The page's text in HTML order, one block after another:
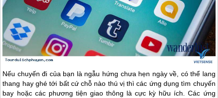
Nếu chuyến đi của bạn là ngẫu hứng chưa hẹn ngày về, có thể lang
thang hay ghé tới bất cứ chỗ nào thú vị thì các ứng dụng tìm chuyến
bay hoặc các phương tiện giao thông là cực kỳ hữu ích. Các ứng